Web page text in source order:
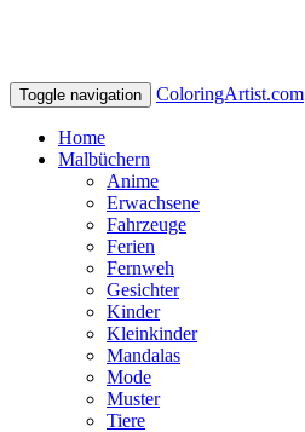
Toggle navigation ColoringArtist.com
Home
Malbüchern
Anime
Erwachsene
Fahrzeuge
Ferien
Fernweh
Gesichter
Kinder
Kleinkinder
Mandalas
Mode
Muster
Tiere